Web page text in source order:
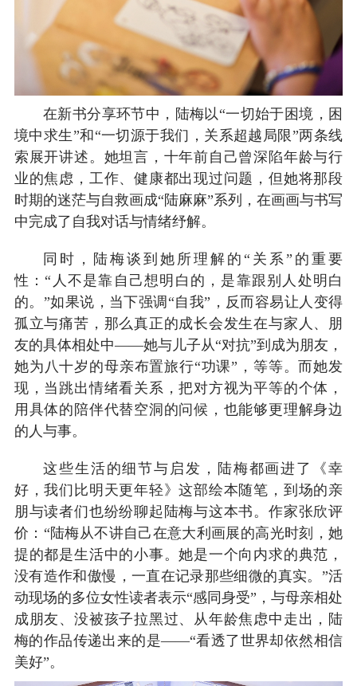
在新书分享环节中，陆梅以“一切始于困境，困
境中求生”和“一切源于我们，关系超越局限”两条线
索展开讲述。她坦言，十年前自己曾深陷年龄与行
业的焦虑，工作、健康都出现过问题，但她将那段
时期的迷茫与自救画成“陆麻麻”系列，在画画与书写
中完成了自我对话与情绪纾解。
同时，陆梅谈到她所理解的“关系”的重要
性：“人不是靠自己想明白的，是靠跟别人处明白
的。”如果说，当下强调“自我”，反而容易让人变得
孤立与痛苦，那么真正的成长会发生在与家人、朋
友的具体相处中——她与儿子从“对抗”到成为朋友，
她为八十岁的母亲布置旅行“功课”，等等。而她发
现，当跳出情绪看关系，把对方视为平等的个体，
用具体的陪伴代替空洞的问候，也能够更理解身边
的人与事。
这些生活的细节与启发，陆梅都画进了《幸
好，我们比明天更年轻》这部绘本随笔，到场的亲
朋与读者们也纷纷聊起陆梅与这本书。作家张欣评
价：“陆梅从不讲自己在意大利画展的高光时刻，她
提的都是生活中的小事。她是一个向内求的典范，
没有造作和傲慢，一直在记录那些细微的真实。”活
动现场的多位女性读者表示“感同身受”，与母亲相处
成朋友、没被孩子拉黑过、从年龄焦虑中走出，陆
梅的作品传递出来的是——“看透了世界却依然相信
美好”。